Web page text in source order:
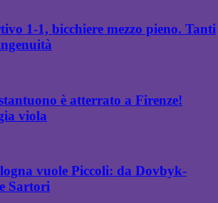
1-1, bicchiere mezzo pieno. Tanti
è atterrato a Firenze!
viola
vuole Piccoli: da Dovbyk-
Sartori